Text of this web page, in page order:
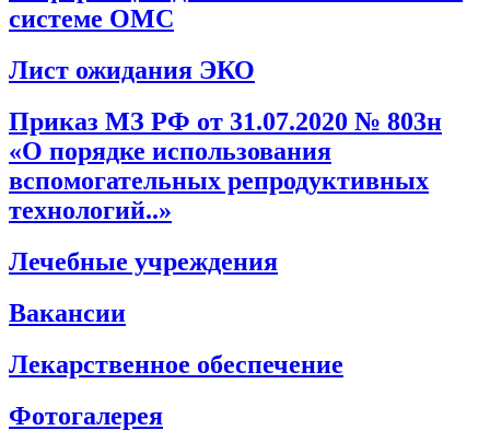
системе ОМС
Лист ожидания ЭКО
Приказ МЗ РФ от 31.07.2020 № 803н
«О порядке использования
вспомогательных репродуктивных
технологий..»
Лечебные учреждения
Вакансии
Лекарственное обеспечение
Фотогалерея